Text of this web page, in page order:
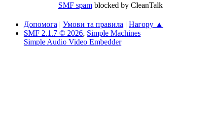
SMF spam blocked by CleanTalk
Допомога | Умови та правила | Нагору ▲
SMF 2.1.7 © 2026, Simple Machines
Simple Audio Video Embedder